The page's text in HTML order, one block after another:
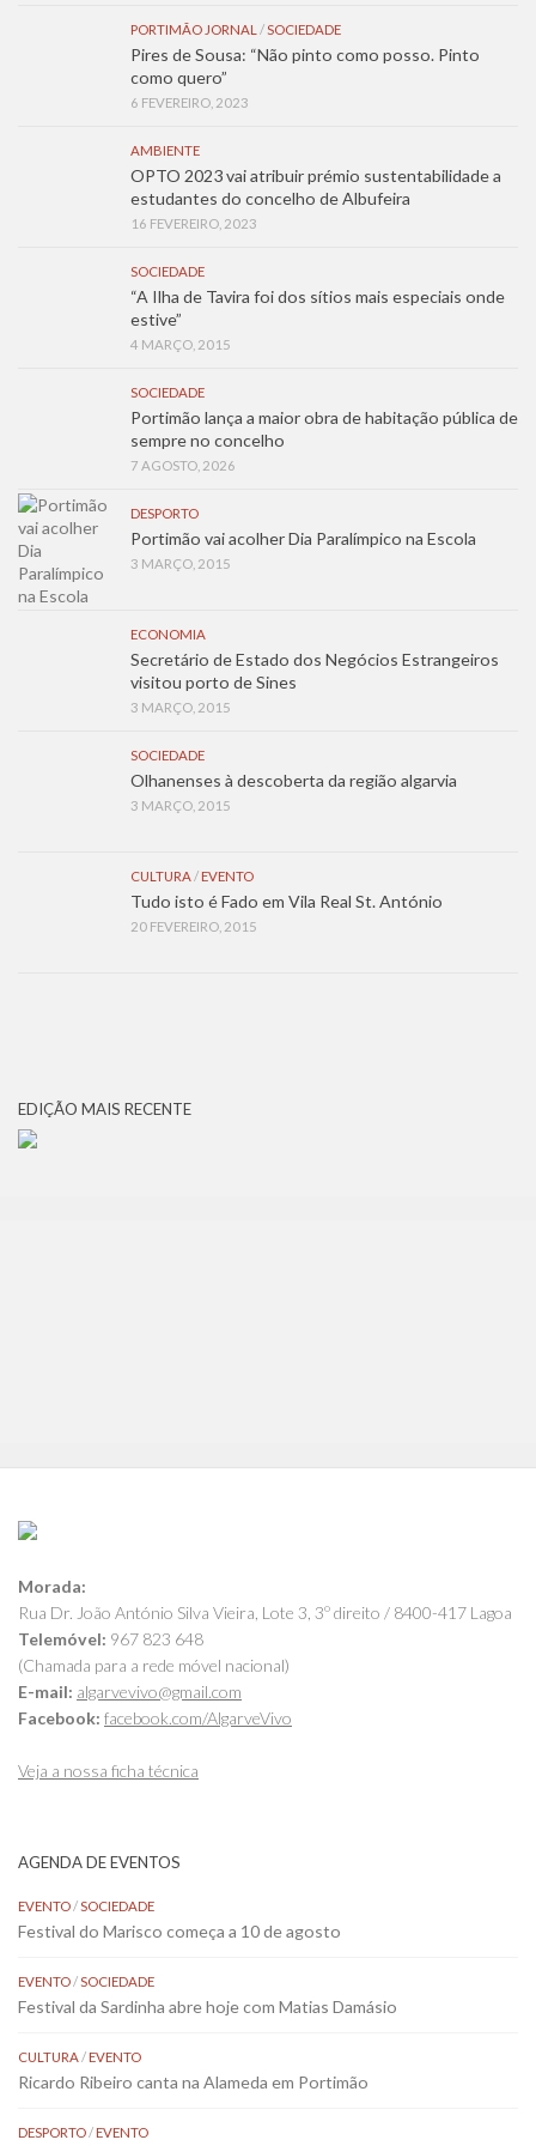
PORTIMÃO JORNAL /SOCIEDADE
Pires de Sousa: “Não pinto como posso. Pinto
como quero”
6 FEVEREIRO, 2023
AMBIENTE
OPTO 2023 vai atribuir prémio sustentabilidade a
estudantes do concelho de Albufeira
16 FEVEREIRO, 2023
SOCIEDADE
“A Ilha de Tavira foi dos sítios mais especiais onde
estive”
4 MARÇO, 2015
SOCIEDADE
Portimão lança a maior obra de habitação pública de
sempre no concelho
7 AGOSTO, 2026
DESPORTO
Portimão vai acolher Dia Paralímpico na Escola
3 MARÇO, 2015
ECONOMIA
Secretário de Estado dos Negócios Estrangeiros
visitou porto de Sines
3 MARÇO, 2015
SOCIEDADE
Olhanenses à descoberta da região algarvia
3 MARÇO, 2015
CULTURA/ EVENTO
Tudo isto é Fado em Vila Real St. António
20 FEVEREIRO, 2015
EDIÇÃO MAIS RECENTE
Morada:
Rua Dr. João António Silva Vieira, Lote 3, 3º direito / 8400-417 Lagoa
Telemóvel: 967 823 648
(Chamada para a rede móvel nacional)
E-mail: algarvevivo@gmail.com
Facebook: facebook.com/AlgarveVivo
Veja a nossa ficha técnica
AGENDA DE EVENTOS
EVENTO/SOCIEDADE
Festival do Marisco começa a 10 de agosto
EVENTO/SOCIEDADE
Festival da Sardinha abre hoje com Matias Damásio
CULTURA/EVENTO
Ricardo Ribeiro canta na Alameda em Portimão
DESPORTO/EVENTO